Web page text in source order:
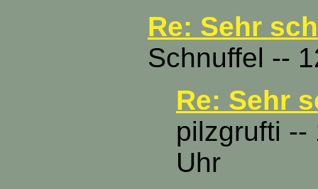
Re: Sehr
Schnuffel --
Re: Sehr
pilzgrufti --
Uhr